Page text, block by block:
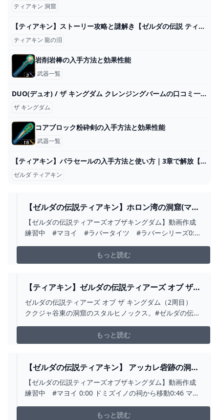
ティアキン 洞窟
【ティアキン】ストーリー攻略と謎解き【ゼルダの伝説 ティアーズオブザキングダム】 昇遊GAME
ティアキン 龍の泪
岩削岩棒の入手方法と効果性能
武器一覧
DUO(デュオ) / ザ キングダム クレンジングバームの口コミ一覧｜美容・化粧品情報はアットコスメ
ザ キングダム
コアブロック粉砕剣の入手方法と効果性能
武器一覧
【ティアキン】パラセールの入手方法と使い方｜3章で解放【ゼルダの伝説ティアーズオブザキングダム】 - アルテマ
ゼルダ ティアキン
【ゼルダの伝説ティアキン】ホロン湾の洞窟(マヨ
イ＋ラバータイツ） - YOUTUBE
【ゼルダの伝説ティアーズオブザキングダム】動画作成
練習中 #マヨイ #ラバータイツ #ラバーシリーズ0:00
もっと読む
【ティアキン】ゼルダの伝説ティアーズ オブ ザ
キングダム（2周目） ククジャ谷東の洞窟のスタ
ルヒノックス #ゼルダの伝説 #ティアキン
ゼルダの伝説ティアーズ オブ ザ キングダム（2周目）
ククジャ谷東の洞窟のスタルヒノックス。#ゼルダの伝説
もっと読む
【ゼルダの伝説ティアキン】 アッカレ砦跡の洞窟
(マヨイ） - YOUTUBE
【ゼルダの伝説ティアーズオブザキングダム】動画作成
練習中 #マヨイ 0:00 ドミズイノの祠から移動0:46 マヨ
もっと読む